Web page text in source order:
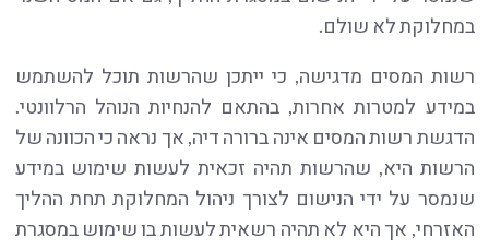
במחלוקת לא שולם.
רשות המסים מדגישה, כי ייתכן שהרשות תוכל להשתמש
במידע למטרות אחרות, בהתאם להנחיות הנוהל הרלוונטי.
הדגשת רשות המסים אינה ברורה דיה, אך נראה כי הכוונה של
הרשות היא, שהרשות תהיה זכאית לעשות שימוש במידע
שנמסר על ידי הנישום לצורך ניהול המחלוקת תחת ההליך
האזרחי, אך היא לא תהיה רשאית לעשות בו שימוש במסגרת